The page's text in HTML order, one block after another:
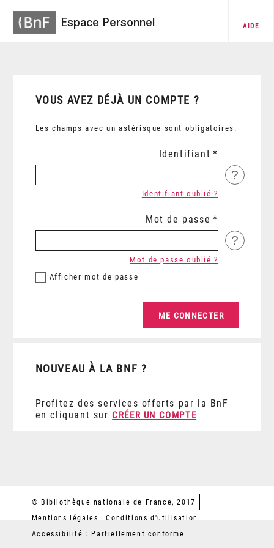
Espace Personnel AIDE
VOUS AVEZ DÉJÀ UN COMPTE ?
Les champs avec un astérisque sont obligatoires.
Identifiant
?
Identifiant oublié ?
Mot de passe
?
Afficher mot de passe
Mot de passe oublié ?
NOUVEAU À LA BNF ?
Profitez des services offerts par la BnF
en cliquant sur CRÉER UN COMPTE
© Bibliothèque nationale de France, 2017
Mentions légales
Conditions d'utilisation
Accessibilité : Partiellement conforme